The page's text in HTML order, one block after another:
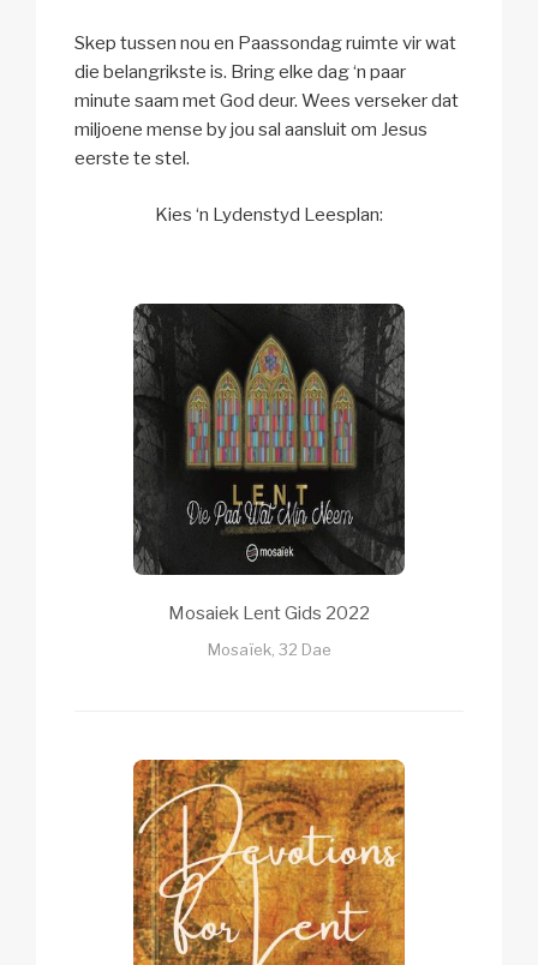
Skep tussen nou en Paassondag ruimte vir wat
die belangrikste is. Bring elke dag ‘n paar
minute saam met God deur. Wees verseker dat
miljoene mense by jou sal aansluit om Jesus
eerste te stel.
Kies ‘n Lydenstyd Leesplan:
Mosaiek Lent Gids 2022
Mosaïek, 32 Dae